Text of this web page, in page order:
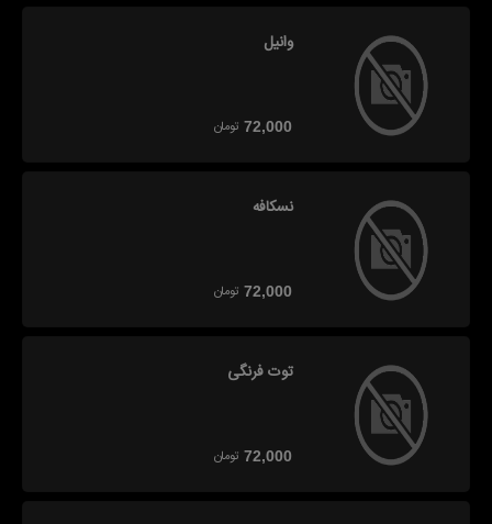
وانیل
72,000 تومان
نسکافه
72,000 تومان
توت فرنگی
72,000 تومان